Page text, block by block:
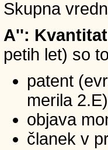
Skupna
A'':
petih let) so
patent
merila
objava
članek v